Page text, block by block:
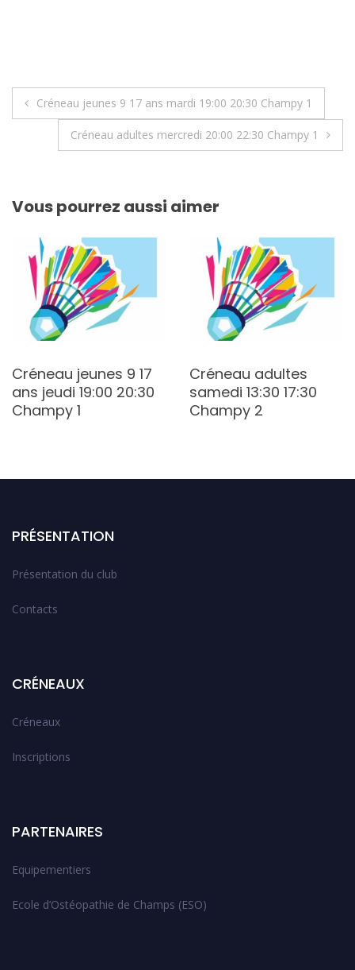
Navigation
Créneau jeunes 9 17 ans mardi 19:00 20:30 Champy 1
Créneau adultes mercredi 20:00 22:30 Champy 1
Vous pourrez aussi aimer
Créneau jeunes 9 17
ans jeudi 19:00 20:30
Champy 1
Créneau adultes
samedi 13:30 17:30
Champy 2
PRÉSENTATION
Présentation du club
Contacts
CRÉNEAUX
Créneaux
Inscriptions
PARTENAIRES
Equipementiers
Ecole d’Ostéopathie de Champs (ESO)